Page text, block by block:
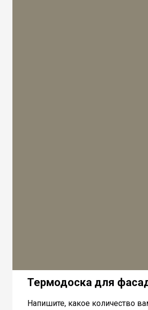
Термодоска для
Напишите, какое количество